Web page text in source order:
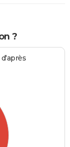
?